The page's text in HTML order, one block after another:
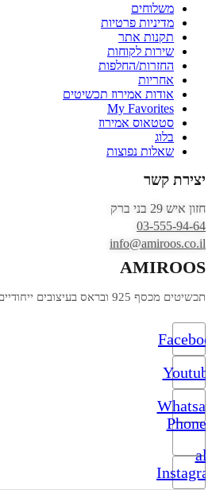
משלוחים
מדיניות פרטיות
תקנות אתר
שירות לקוחות
החזרות/החלפות
אחריות
אודות אמירוז תכשיטים
My Favorites
סטטאוס אמירוז
בלוג
שאלות נפוצות
יצירת קשר
חזון איש 29 בני ברק
03-555-94-64
info@amiroos.co.il
AMIROOS
תכשיטים מכסף 925 ובראס בעיצובים ייחודיים, מעוצבים באהבה ובאיכות.
Phone-
alt